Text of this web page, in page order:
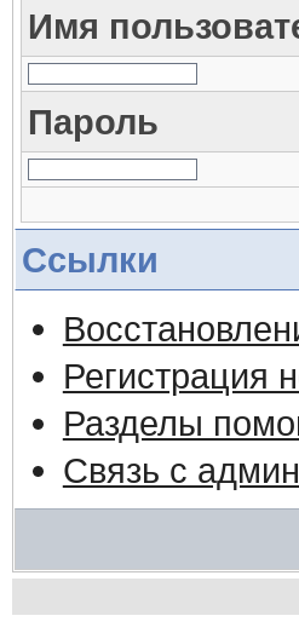
Имя
Пароль
Ссылки
Регистрация
Разделы
Связь с